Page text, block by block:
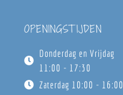
OPENINGSTIJDEN
Donderdag en Vrijdag
11:00 - 17:30
Zaterdag 10:00 - 16:00